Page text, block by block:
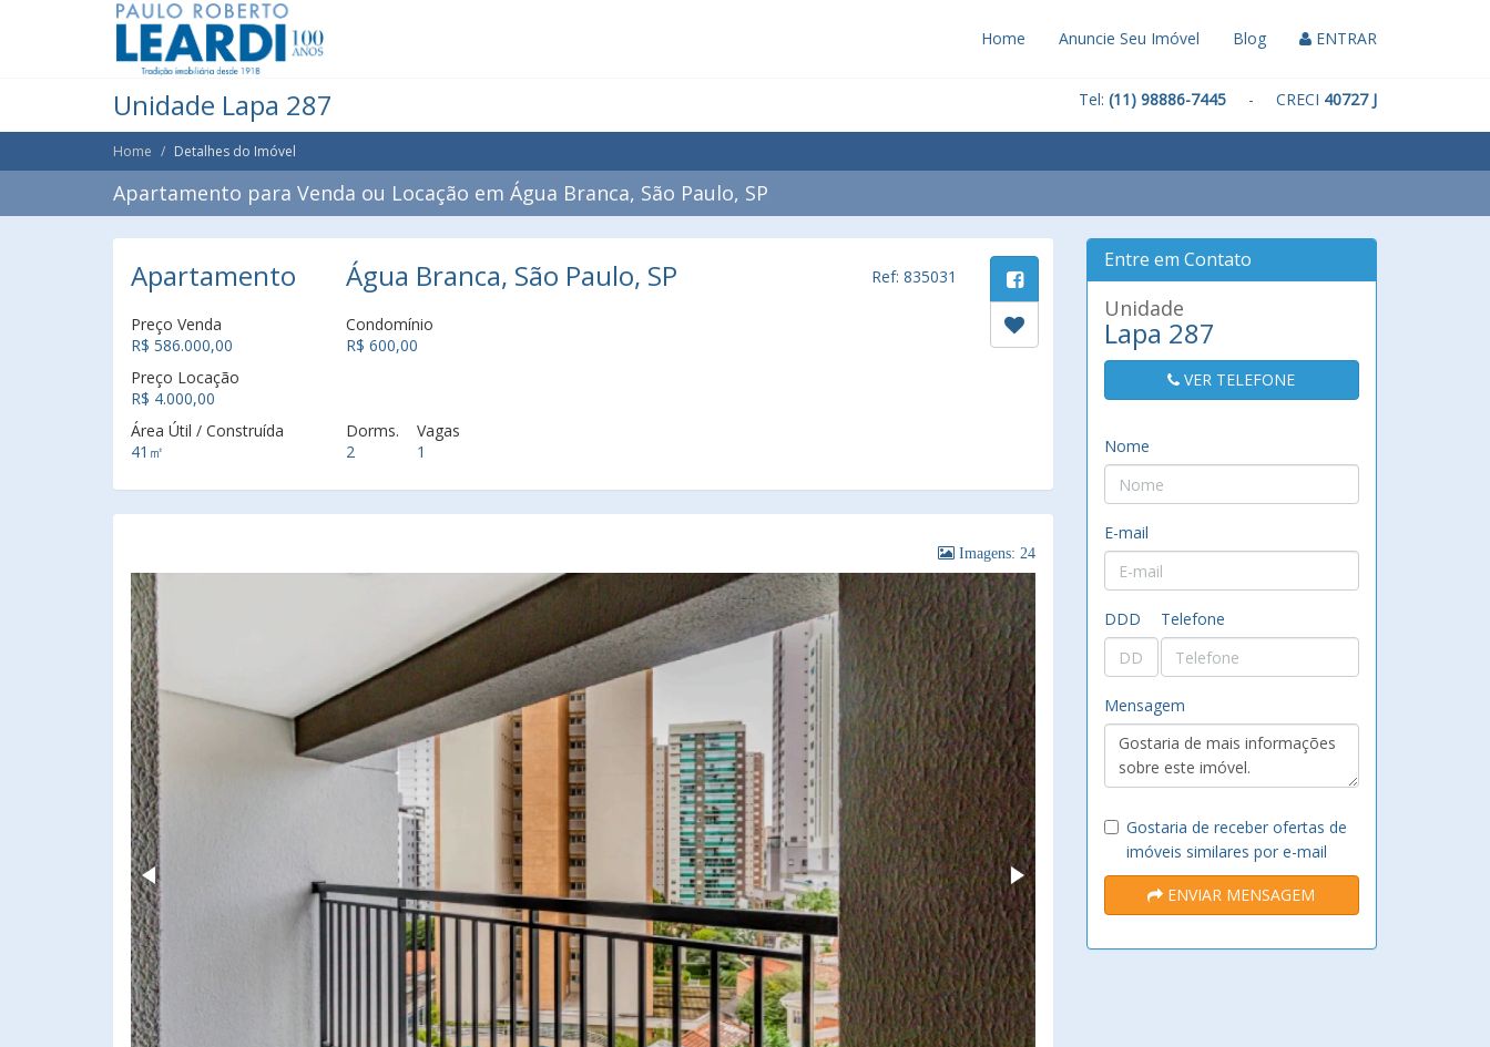
Home Anuncie Seu Imóvel Blog ENTRAR
Unidade Lapa 287 Tel: (11) 98886-7445 - CRECI 40727 J
Home Detalhes do Imóvel
Apartamento para Venda ou Locação em Água Branca, São Paulo, SP
Apartamento Água Branca, São Paulo, SP Ref: 835031
Preço Venda
R$ 586.000,00
Preço Locação
R$ 4.000,00
Condomínio
R$ 600,00
Área Útil / Construída
41㎡
Dorms.
2
Vagas
1
Imagens: 24
Entre em Contato
Unidade
Lapa 287
VER TELEFONE
Nome
E-mail
DDD Telefone
Mensagem
Gostaria de receber ofertas de
imóveis similares por e-mail
ENVIAR MENSAGEM